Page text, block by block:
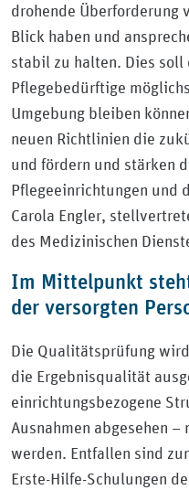
drohende Überforderung
Blick haben und
stabil zu halten. Dies soll
Pflegebedürftige
Umgebung bleiben
neuen Richtlinien die
und fördern und stärken
Pflegeeinrichtungen und
Carola Engler,
des Medizinischen
Im Mittelpunkt
der versorgten
Die Qualitätsprüfung
die Ergebnisqualität
einrichtungsbezogene
Ausnahmen abgesehen
werden. Entfallen sind
Erste-Hilfe-Schulungen